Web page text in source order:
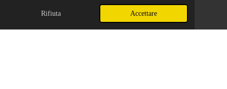
Rifiuta Accettare
Telefono WhatsApp